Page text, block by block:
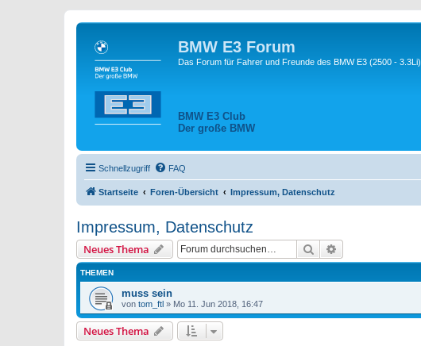
BMW E3 Forum
Das Forum für Fahrer und Freunde des BMW E3 (2500 - 3.3Li)
BMW E3 Club
Der große BMW
Schnellzugriff FAQ
Startseite Foren-Übersicht Impressum, Datenschutz
Impressum, Datenschutz
Neues Thema Suche
THEMEN
muss sein
von tom_ftl » Mo 11. Jun 2018, 16:47
Neues Thema